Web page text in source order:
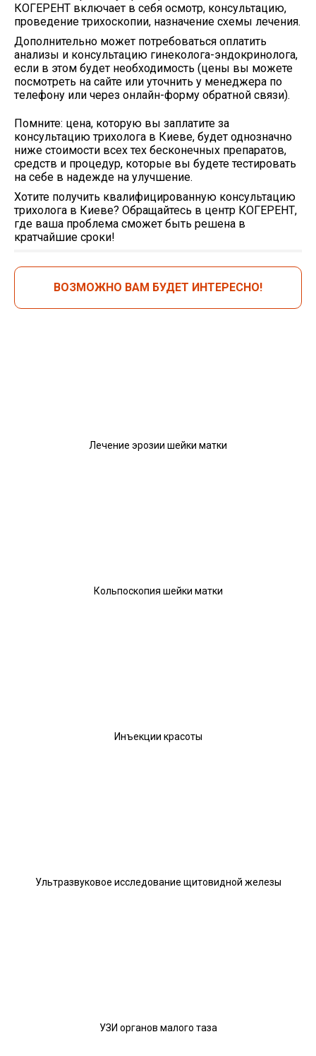
КОГЕРЕНТ включает в себя осмотр, консультацию,
проведение трихоскопии, назначение схемы лечения.
Дополнительно может потребоваться оплатить
анализы и консультацию гинеколога-эндокринолога,
если в этом будет необходимость (цены вы можете
посмотреть на сайте или уточнить у менеджера по
тeлефону или через онлайн-форму обратной связи).
Помните: цена, которую вы заплатите за
консультацию трихолога в Киеве, будет однозначно
ниже стоимости всех тех бесконечных препаратов,
средств и процедур, которые вы будете тестировать
на себе в надежде на улучшение.
Хотите получить квалифицированную консультацию
трихолога в Киеве? Обращайтесь в центр КОГЕРЕНТ,
где ваша проблема сможет быть решена в
кратчайшие сроки!
ВОЗМОЖНО ВАМ БУДЕТ ИНТЕРЕСНО!
Лечение эрозии шейки матки
Кольпоскопия шейки матки
Инъекции красоты
Ультразвуковое исследование щитовидной железы
УЗИ органов малого таза